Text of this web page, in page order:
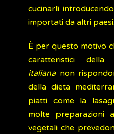
cucinarli
importati da altri paesi.
È per questo motivo
caratteristici della
italiana non
della dieta
piatti come la
molte
vegetali che